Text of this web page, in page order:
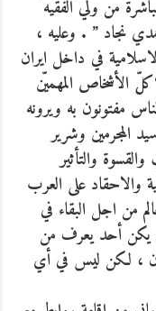
من ولي الفقيه
نجاد ” . وعليه ،
في داخل ايران
الأشخاص المهميّن
مفتونون به ويرونه
المجرمين وشرير
والتأثير
والاحقاد على العرب
من اجل البقاء في
يكن أحد يعرف من
، لكن ليس في أي